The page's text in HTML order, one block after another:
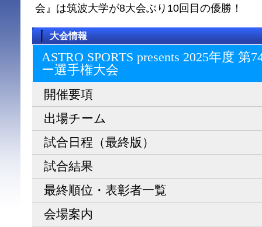
会』は筑波大学が8大会ぶり10回目の優勝！
大会情報
ASTRO SPORTS presents 2025年度
ー選⼿権⼤会
開催要項
出場チーム
試合日程（最終版）
試合結果
最終順位・表彰者一覧
会場案内